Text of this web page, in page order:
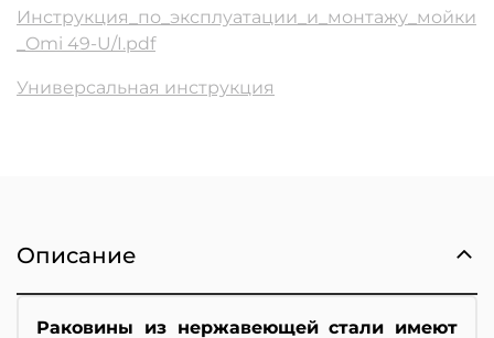
Инструкция_по_эксплуатации_и_монтажу_мойки
_Omi 49-U/I.pdf
Универсальная инструкция
Описание
Раковины из нержавеющей стали имеют